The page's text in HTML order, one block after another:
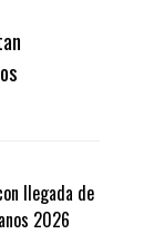
llegada de
2026